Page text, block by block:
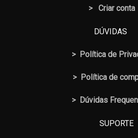
> Criar conta
DÚVIDAS
> Política de
> Política de
> Dúvidas
SUPORTE